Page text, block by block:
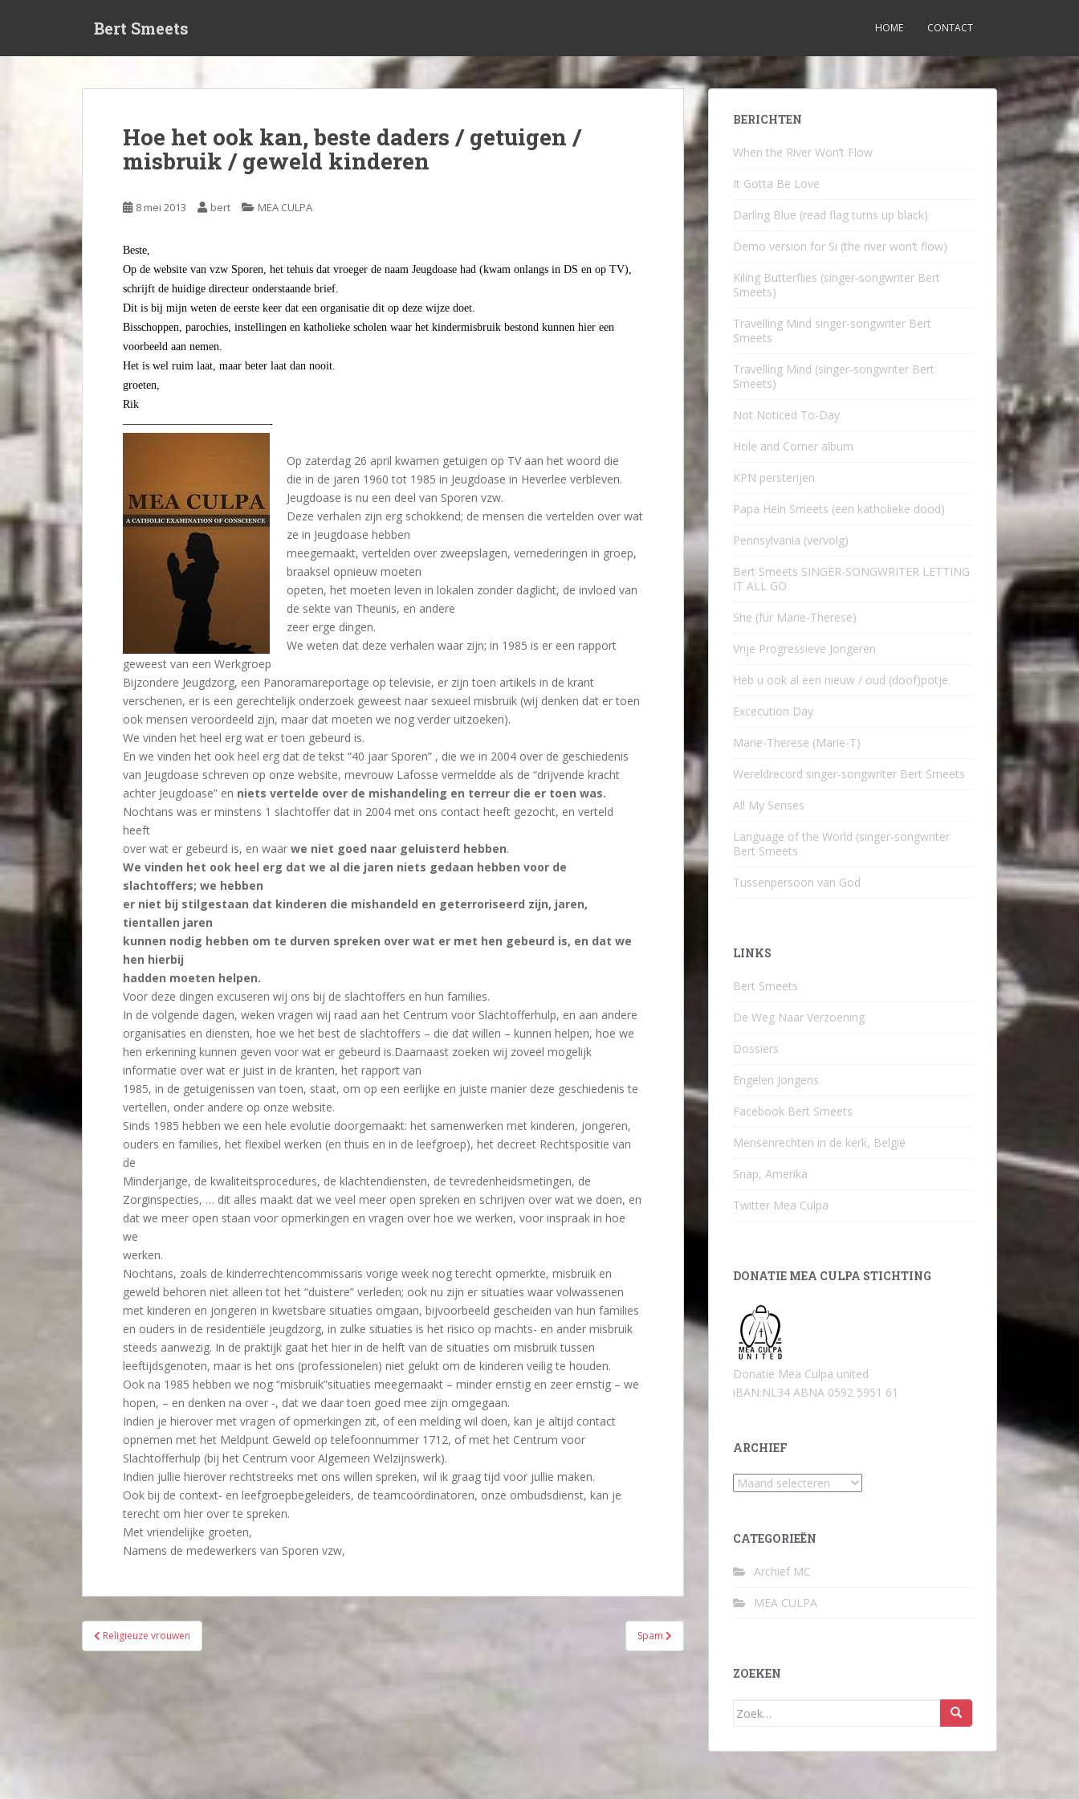
t
e
Bert Smeets HOME CONTACT
Hoe het ook kan, beste daders / getuigen /
misbruik / geweld kinderen
8 mei 2013 bert MEA CULPA
Beste,
Op de website van vzw Sporen, het tehuis dat vroeger de naam Jeugdoase had (kwam onlangs in DS en op TV),
schrijft de huidige directeur onderstaande brief.
Dit is bij mijn weten de eerste keer dat een organisatie dit op deze wijze doet.
Bisschoppen, parochies, instellingen en katholieke scholen waar het kindermisbruik bestond kunnen hier een
voorbeeld aan nemen.
Het is wel ruim laat, maar beter laat dan nooit.
groeten,
Rik
—————————————-
Op zaterdag 26 april kwamen getuigen op TV aan het woord die
die in de jaren 1960 tot 1985 in Jeugdoase in Heverlee verbleven.
Jeugdoase is nu een deel van Sporen vzw.
Deze verhalen zijn erg schokkend; de mensen die vertelden over wat
ze in Jeugdoase hebben
meegemaakt, vertelden over zweepslagen, vernederingen in groep,
braaksel opnieuw moeten
opeten, het moeten leven in lokalen zonder daglicht, de invloed van
de sekte van Theunis, en andere
zeer erge dingen.
We weten dat deze verhalen waar zijn; in 1985 is er een rapport
geweest van een Werkgroep
Bijzondere Jeugdzorg, een Panoramareportage op televisie, er zijn toen artikels in de krant
verschenen, er is een gerechtelijk onderzoek geweest naar sexueel misbruik (wij denken dat er toen
ook mensen veroordeeld zijn, maar dat moeten we nog verder uitzoeken).
We vinden het heel erg wat er toen gebeurd is.
En we vinden het ook heel erg dat de tekst “40 jaar Sporen” , die we in 2004 over de geschiedenis
van Jeugdoase schreven op onze website, mevrouw Lafosse vermeldde als de “drijvende kracht
achter Jeugdoase” en niets vertelde over de mishandeling en terreur die er toen was.
Nochtans was er minstens 1 slachtoffer dat in 2004 met ons contact heeft gezocht, en verteld
heeft
over wat er gebeurd is, en waar we niet goed naar geluisterd hebben.
We vinden het ook heel erg dat we al die jaren niets gedaan hebben voor de
slachtoffers; we hebben
er niet bij stilgestaan dat kinderen die mishandeld en geterroriseerd zijn, jaren,
tientallen jaren
kunnen nodig hebben om te durven spreken over wat er met hen gebeurd is, en dat we
hen hierbij
hadden moeten helpen.
Voor deze dingen excuseren wij ons bij de slachtoffers en hun families.
In de volgende dagen, weken vragen wij raad aan het Centrum voor Slachtofferhulp, en aan andere
organisaties en diensten, hoe we het best de slachtoffers – die dat willen – kunnen helpen, hoe we
hen erkenning kunnen geven voor wat er gebeurd is.Daarnaast zoeken wij zoveel mogelijk
informatie over wat er juist in de kranten, het rapport van
1985, in de getuigenissen van toen, staat, om op een eerlijke en juiste manier deze geschiedenis te
vertellen, onder andere op onze website.
Sinds 1985 hebben we een hele evolutie doorgemaakt: het samenwerken met kinderen, jongeren,
ouders en families, het flexibel werken (en thuis en in de leefgroep), het decreet Rechtspositie van
de
Minderjarige, de kwaliteitsprocedures, de klachtendiensten, de tevredenheidsmetingen, de
Zorginspecties, … dit alles maakt dat we veel meer open spreken en schrijven over wat we doen, en
dat we meer open staan voor opmerkingen en vragen over hoe we werken, voor inspraak in hoe
we
werken.
Nochtans, zoals de kinderrechtencommissaris vorige week nog terecht opmerkte, misbruik en
geweld behoren niet alleen tot het “duistere” verleden; ook nu zijn er situaties waar volwassenen
met kinderen en jongeren in kwetsbare situaties omgaan, bijvoorbeeld gescheiden van hun families
en ouders in de residentiële jeugdzorg, in zulke situaties is het risico op machts- en ander misbruik
steeds aanwezig. In de praktijk gaat het hier in de helft van de situaties om misbruik tussen
leeftijdsgenoten, maar is het ons (professionelen) niet gelukt om de kinderen veilig te houden.
Ook na 1985 hebben we nog “misbruik”situaties meegemaakt – minder ernstig en zeer ernstig – we
hopen, – en denken na over -, dat we daar toen goed mee zijn omgegaan.
Indien je hierover met vragen of opmerkingen zit, of een melding wil doen, kan je altijd contact
opnemen met het Meldpunt Geweld op telefoonnummer 1712, of met het Centrum voor
Slachtofferhulp (bij het Centrum voor Algemeen Welzijnswerk).
Indien jullie hierover rechtstreeks met ons willen spreken, wil ik graag tijd voor jullie maken.
Ook bij de context- en leefgroepbegeleiders, de teamcoördinatoren, onze ombudsdienst, kan je
terecht om hier over te spreken.
Met vriendelijke groeten,
Namens de medewerkers van Sporen vzw,
Bericht
navigatie
Religieuze vrouwen Spam
BERICHTEN
When the River Won’t Flow
It Gotta Be Love
Darling Blue (read flag turns up black)
Demo version for Si (the river won’t flow)
Kiling Butterflies (singer-songwriter Bert
Smeets)
Travelling Mind singer-songwriter Bert
Smeets
Travelling Mind (singer-songwriter Bert
Smeets)
Not Noticed To-Day
Hole and Corner album
KPN persterijen
Papa Hein Smeets (een katholieke dood)
Pennsylvania (vervolg)
Bert Smeets SINGER-SONGWRITER LETTING
IT ALL GO
She (für Marie-Therese)
Vrije Progressieve Jongeren
Heb u ook al een nieuw / oud (doof)potje
Excecution Day
Marie-Therese (Marie-T)
Wereldrecord singer-songwriter Bert Smeets
All My Senses
Language of the World (singer-songwriter
Bert Smeets
Tussenpersoon van God
LINKS
Bert Smeets
De Weg Naar Verzoening
Dossiers
Engelen Jongens
Facebook Bert Smeets
Mensenrechten in de kerk, België
Snap, Amerika
Twitter Mea Culpa
DONATIE MEA CULPA STICHTING
Donatie Mea Culpa united
iBAN:NL34 ABNA 0592 5951 61
ARCHIEF
Archief
CATEGORIEËN
Archief MC
MEA CULPA
ZOEKEN
Zoek